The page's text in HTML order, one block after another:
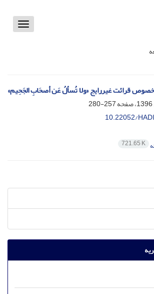
Toggle
قرائت غیررایج «ولا تُسألُ عَن أصحَابِ الجَحِیم»
257-280
10.22052/
721.65 K